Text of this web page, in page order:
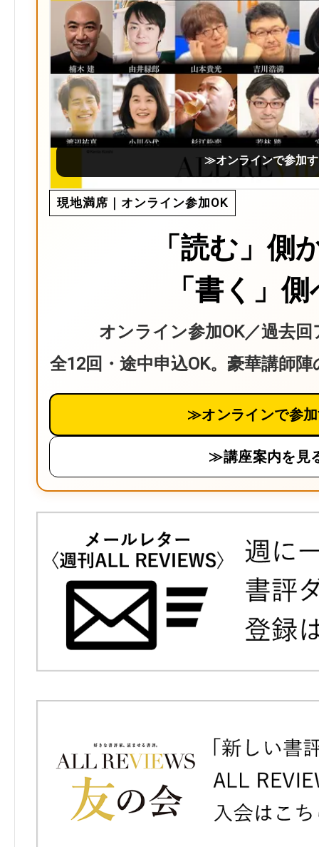
≫オンラインで参加
現地満席｜オンライン参加OK
「読む」側
「書く」
オンライン参加OK／過去
全12回・途中申込OK。豪華講師
≫オンラインで参
≫講座案内を見